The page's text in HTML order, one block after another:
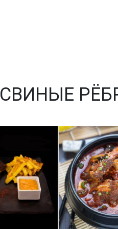
СВИНЫЕ